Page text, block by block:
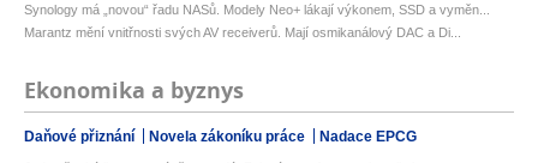
Synology má „novou“ řadu NASů. Modely Neo+ lákají výkonem, SSD a vyměn...
Marantz mění vnitřnosti svých AV receiverů. Mají osmikanálový DAC a Di...
Ekonomika a byznys
Daňové přiznání Novela zákoníku práce Nadace EPCG